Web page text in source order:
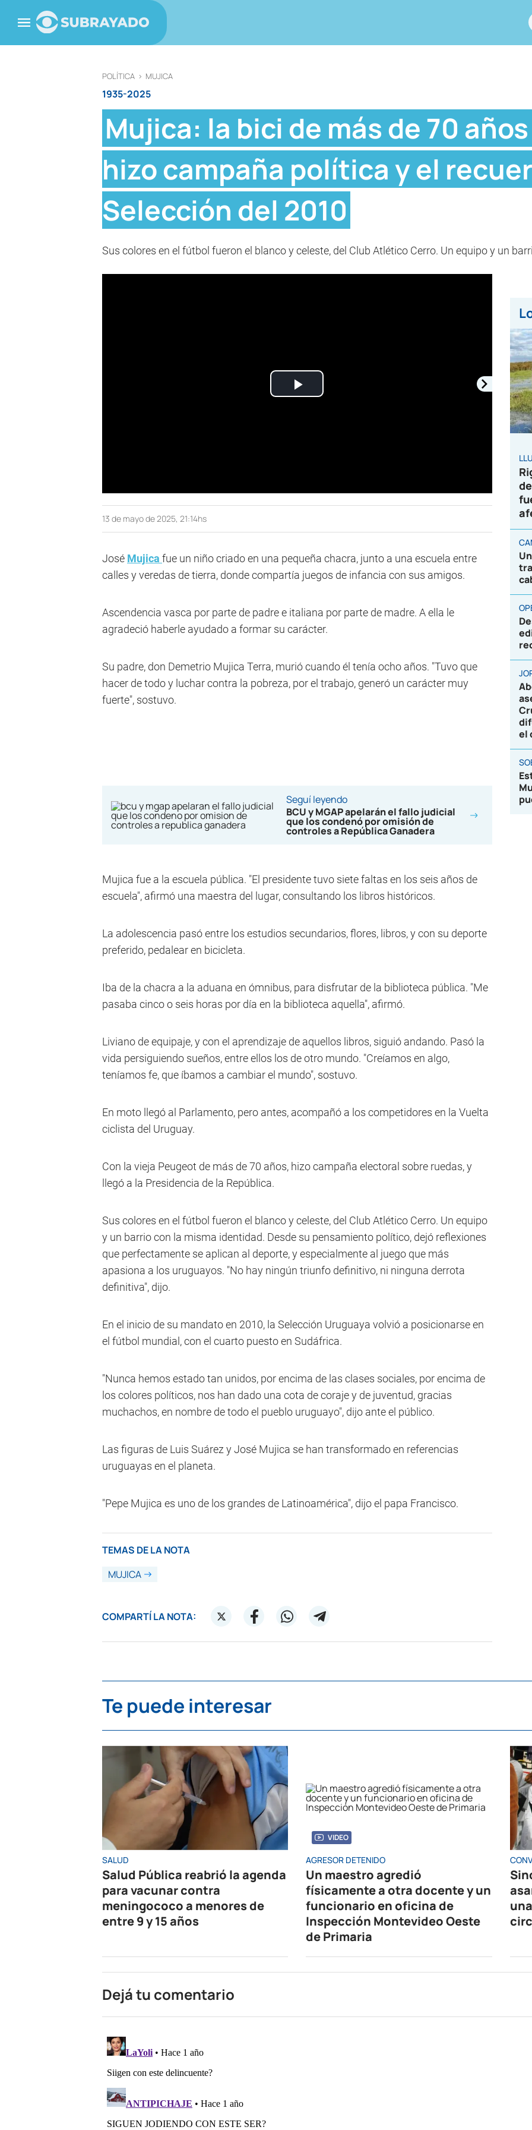
POLÍTICA > MUJICA
1935-2025
Mujica: la bici de más de 70
hizo campaña política y el
Selección del 2010
Sus colores en el fútbol fueron el blanco y celeste, del Club Atlético Cerro. Un equipo y un
Play
13 de mayo de 2025, 21:14hs
José Mujica fue un niño criado en una pequeña chacra, junto a una escuela entre
calles y veredas de tierra, donde compartía juegos de infancia con sus amigos.
Ascendencia vasca por parte de padre e italiana por parte de madre. A ella le
agradeció haberle ayudado a formar su carácter.
Su padre, don Demetrio Mujica Terra, murió cuando él tenía ocho años. "Tuvo que
hacer de todo y luchar contra la pobreza, por el trabajo, generó un carácter muy
fuerte", sostuvo.
Seguí leyendo
BCU y MGAP apelarán el fallo judicial
que los condenó por omisión de
controles a República Ganadera
Mujica fue a la escuela pública. "El presidente tuvo siete faltas en los seis años de
escuela", afirmó una maestra del lugar, consultando los libros históricos.
La adolescencia pasó entre los estudios secundarios, flores, libros, y con su deporte
preferido, pedalear en bicicleta.
Iba de la chacra a la aduana en ómnibus, para disfrutar de la biblioteca pública. "Me
pasaba cinco o seis horas por día en la biblioteca aquella", afirmó.
Liviano de equipaje, y con el aprendizaje de aquellos libros, siguió andando. Pasó la
vida persiguiendo sueños, entre ellos los de otro mundo. "Creíamos en algo,
teníamos fe, que íbamos a cambiar el mundo", sostuvo.
En moto llegó al Parlamento, pero antes, acompañó a los competidores en la Vuelta
ciclista del Uruguay.
Con la vieja Peugeot de más de 70 años, hizo campaña electoral sobre ruedas, y
llegó a la Presidencia de la República.
Sus colores en el fútbol fueron el blanco y celeste, del Club Atlético Cerro. Un equipo
y un barrio con la misma identidad. Desde su pensamiento político, dejó reflexiones
que perfectamente se aplican al deporte, y especialmente al juego que más
apasiona a los uruguayos. "No hay ningún triunfo definitivo, ni ninguna derrota
definitiva", dijo.
En el inicio de su mandato en 2010, la Selección Uruguaya volvió a posicionarse en
el fútbol mundial, con el cuarto puesto en Sudáfrica.
"Nunca hemos estado tan unidos, por encima de las clases sociales, por encima de
los colores políticos, nos han dado una cota de coraje y de juventud, gracias
muchachos, en nombre de todo el pueblo uruguayo", dijo ante el público.
Las figuras de Luis Suárez y José Mujica se han transformado en referencias
uruguayas en el planeta.
"Pepe Mujica es uno de los grandes de Latinoamérica", dijo el papa Francisco.
TEMAS DE LA NOTA
MUJICA
COMPARTÍ LA NOTA:
el
Te puede interesar
SALUD
Salud Pública reabrió la agenda
para vacunar contra
meningococo a menores de
entre 9 y 15 años
VIDEO
AGRESOR DETENIDO
Un maestro agredió
físicamente a otra docente y un
funcionario en oficina de
Inspección Montevideo Oeste
de Primaria
Dejá tu comentario